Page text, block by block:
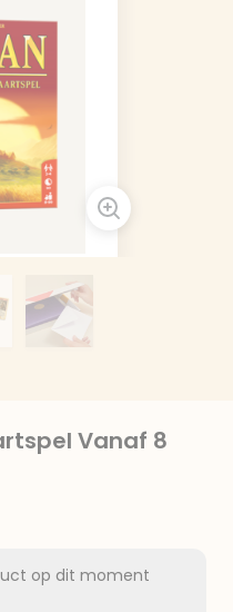
Vanaf 8
op dit moment